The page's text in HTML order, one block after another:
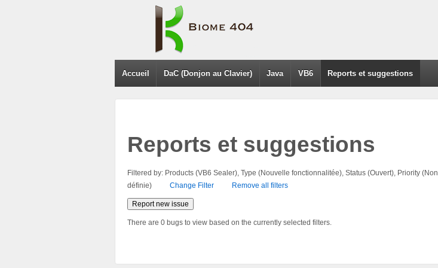
Accueil DaC (Donjon au Clavier) Java VB6 Reports et suggestions
Reports et suggestions
Filtered by: Products (VB6 Sealer), Type (Nouvelle fonctionnalitée), Status (Ouvert), Priority (Non
définie) Change Filter Remove all filters
Report new issue
There are 0 bugs to view based on the currently selected filters.